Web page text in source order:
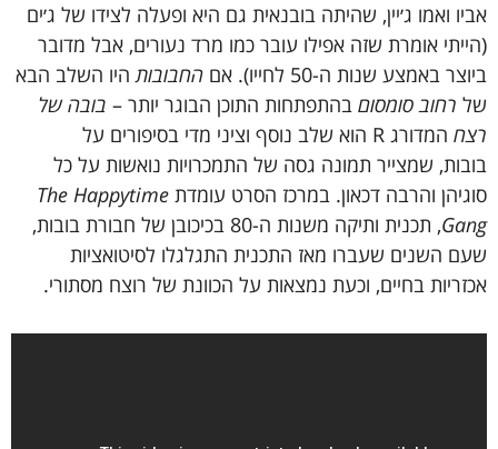
אביו ואמו ג׳יין, שהיתה בובנאית גם היא ופעלה לצידו של ג׳ים
(הייתי אומרת שזה אפילו עובר כמו מרד נעורים, אבל מדובר
ביוצר באמצע שנות ה-50 לחייו). אם החבובות היו השלב הבא
של רחוב סומסום בהתפתחות התוכן הבוגר יותר – בובה של
רצח המדורג הוא שלב נוסף וציני מדי בסיפורים על
בובות, שמצייר תמונה גסה של התמכרויות נואשות על כל
סוגיהן והרבה דכאון. במרכז הסרט עומדת The Happytime
Gang
, תכנית ותיקה משנות ה-80 בכיכובן של חבורת בובות,
שעם השנים שעברו מאז התכנית התגלגלו לסיטואציות
אכזריות בחיים, וכעת נמצאות על הכוונת של רוצח מסתורי.